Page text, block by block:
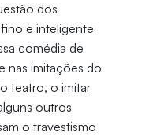
dos
e inteligente
comédia de
nas imitações do
teatro, o imitar
outros
o travestismo